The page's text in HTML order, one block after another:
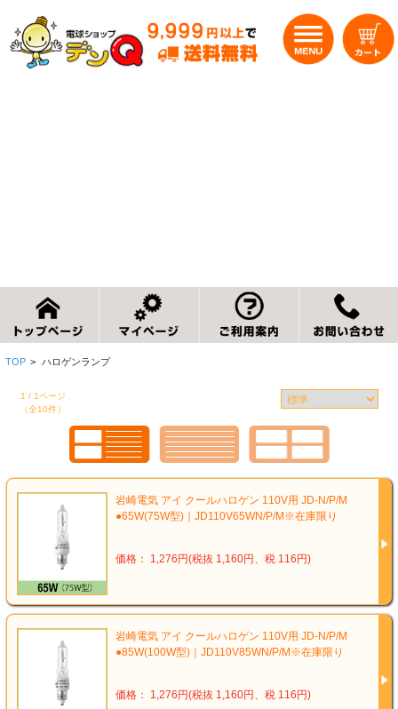
TOP > ハロゲンランプ
1 / 1ページ
（全10件）
岩崎電気 アイ クールハロゲン 110V用 JD-N/P/M
●65W(75W型)｜JD110V65WN/P/M※在庫限り
価格： 1,276円(税抜 1,160円、税 116円)
岩崎電気 アイ クールハロゲン 110V用 JD-N/P/M
●85W(100W型)｜JD110V85WN/P/M※在庫限り
価格： 1,276円(税抜 1,160円、税 116円)